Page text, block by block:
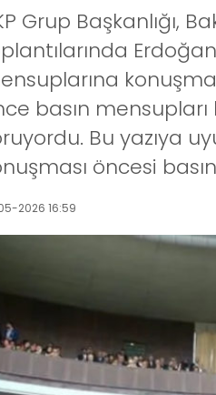
Grup Başkanlığı,
basın
Bu yazıya
öncesi
2026 16:59